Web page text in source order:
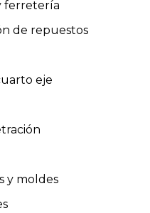
ferretería
de repuestos
eje
y moldes